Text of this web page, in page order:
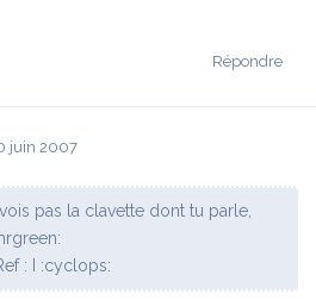
Répondre
juin 2007
vois pas la clavette dont tu parle,
: I :cyclops: